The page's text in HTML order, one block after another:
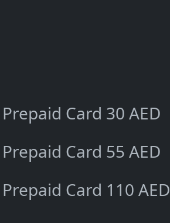
Card 30 AED
Card 55 AED
Card 110 AED